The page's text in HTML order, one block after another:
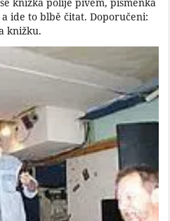
ide to blbě čitat. Doporučeni:
knižku.